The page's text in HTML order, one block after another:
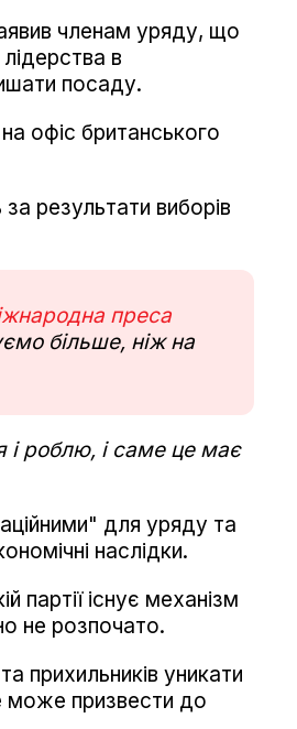
членам уряду, що
в
посаду.
офіс британського
результати виборів
преса
більше, ніж на
роблю, і саме це має
для уряду та
наслідки.
існує механізм
не розпочато.
прихильників уникати
може призвести до